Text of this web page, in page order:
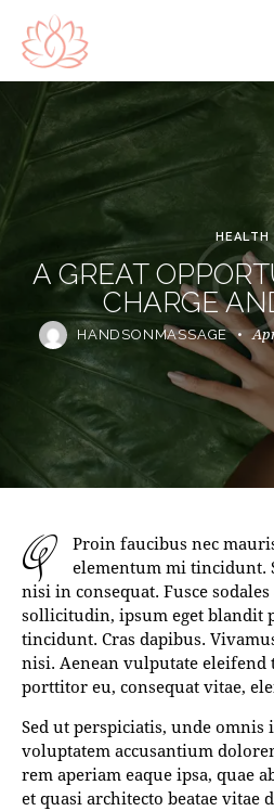
HEALTH
A GREAT
CHARGE
HANDSONMASSAGE
q
Proin faucibus nec
elementum mi tincidunt.
nisi in consequat. Fusce sodales
sollicitudin, ipsum eget blandit
tincidunt. Cras dapibus.
nisi. Aenean vulputate eleifend
porttitor eu, consequat vitae,
Sed ut perspiciatis, unde omnis
voluptatem accusantium
rem aperiam eaque ipsa, quae
et quasi architecto beatae vitae